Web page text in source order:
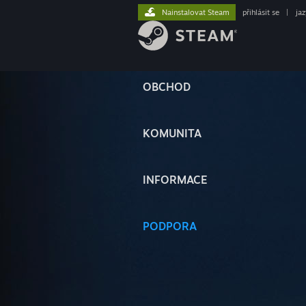
OBCHOD
KOMUNITA
INFORMACE
PODPORA
Nainstalovat Steam přihlásit se